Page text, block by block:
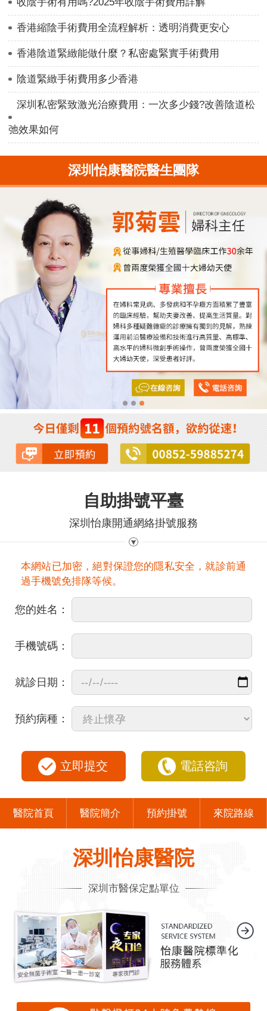
香港縮陰手術費用全流程解析：透明消費更安心
香港陰道緊緻能做什麼？私密處緊實手術費用
陰道緊緻手術費用多少香港
深圳私密緊致激光治療費用：一次多少錢?改善陰道松
弛效果如何
深圳怡康醫院醫生團隊
自助掛號平臺
深圳怡康開通網絡掛號服務
本網站已加密，絕對保證您的隱私安全，就診前通
過手機號免排隊等候。
您的姓名：
手機號碼：
就診日期：
預約病種：
立即提交 電話咨詢
醫院首頁 醫院簡介 預約掛號 來院路線
深圳怡康醫院
深圳市醫保定點單位